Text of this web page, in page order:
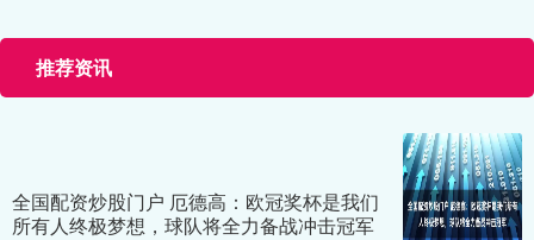
推荐资讯
全国配资炒股门户 厄德高：欧冠奖杯是我们
所有人终极梦想，球队将全力备战冲击冠军